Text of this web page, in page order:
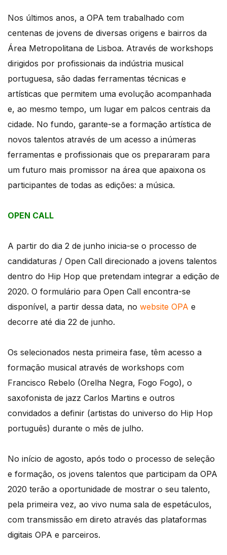
Nos últimos anos, a OPA tem trabalhado com
centenas de jovens de diversas origens e bairros da
Área Metropolitana de Lisboa. Através de workshops
dirigidos por profissionais da indústria musical
portuguesa, são dadas ferramentas técnicas e
artísticas que permitem uma evolução acompanhada
e, ao mesmo tempo, um lugar em palcos centrais da
cidade. No fundo, garante-se a formação artística de
novos talentos através de um acesso a inúmeras
ferramentas e profissionais que os prepararam para
um futuro mais promissor na área que apaixona os
participantes de todas as edições: a música.
OPEN CALL
A partir do dia 2 de junho inicia-se o processo de
candidaturas / Open Call direcionado a jovens talentos
dentro do Hip Hop que pretendam integrar a edição de
2020. O formulário para Open Call encontra-se
disponível, a partir dessa data, no website OPA e
decorre até dia 22 de junho.
Os selecionados nesta primeira fase, têm acesso a
formação musical através de workshops com
Francisco Rebelo (Orelha Negra, Fogo Fogo), o
saxofonista de jazz Carlos Martins e outros
convidados a definir (artistas do universo do Hip Hop
português) durante o mês de julho.
No início de agosto, após todo o processo de seleção
e formação, os jovens talentos que participam da OPA
2020 terão a oportunidade de mostrar o seu talento,
pela primeira vez, ao vivo numa sala de espetáculos,
com transmissão em direto através das plataformas
digitais OPA e parceiros.